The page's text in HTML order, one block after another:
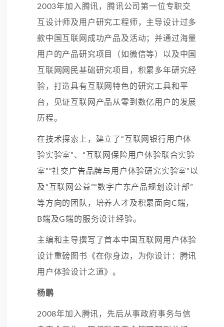
2003年加入腾讯，腾讯公司第一位专职交
互设计师及用户研究工程师，主导设计过多
款中国互联网成功产品及活动；并通过海量
用户的产品研究项目（如微信等）以及中国
互联网网民基础研究项目，积累多年研究经
验，打造具有互联网特色的研究工具和平
台，见证互联网产品从零到数亿用户的发展
历程。
在技术探索上，建立了“互联网银行用户体
验实验室”、“互联网保险用户体验联合实验
室”“社交广告品牌与用户体验研究实验室”以
及“互联网公益”“数字广东产品规划设计部”
等方向的团队，培养人才及积累面向C端，
B端及G端的服务设计经验。
主编和主导撰写了首本中国互联网用户体验
设计重磅图书《在你身边，为你设计：腾讯
用户体验设计之道》。
杨鹏
2008年加入腾讯，先后从事政府事务与信